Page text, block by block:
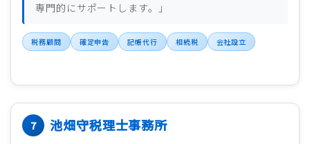
専門的にサポートします。」
税務顧問 確定申告 記帳代行 相続税 会社設立
池畑守税理士事務所